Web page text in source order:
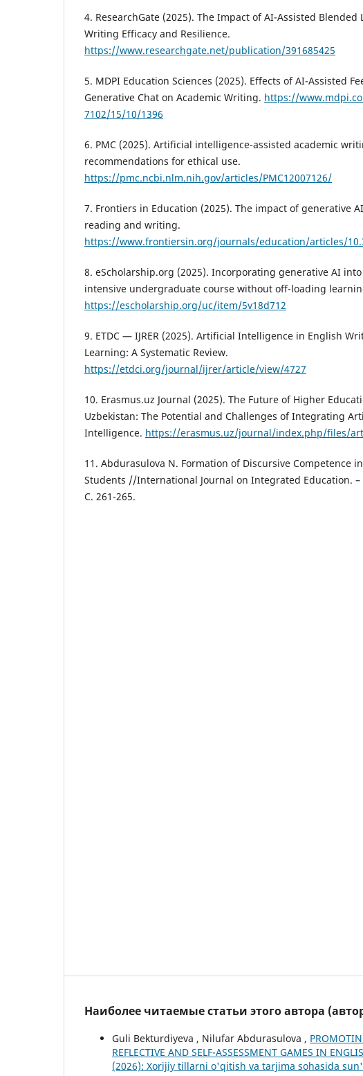
4. ResearchGate (2025). The Impact of AI-Assisted Blended
Writing Efficacy and Resilience.
https://www.researchgate.net/publication/391685425
5. MDPI Education Sciences (2025). Effects of AI-Assisted
Generative Chat on Academic Writing. https://
7102/15/10/1396
6. PMC (2025). Artificial intelligence-assisted academic
recommendations for ethical use.
https://pmc.ncbi.nlm.nih.gov/articles/PMC12007126/
7. Frontiers in Education (2025). The impact of generative
reading and writing.
https://www.frontiersin.org/journals/education/articles/
8. eScholarship.org (2025). Incorporating generative AI
intensive undergraduate course without off-loading
https://escholarship.org/uc/item/5v18d712
9. ETDC — IJRER (2025). Artificial Intelligence in English
Learning: A Systematic Review.
https://etdci.org/journal/ijrer/article/view/4727
10. Erasmus.uz Journal (2025). The Future of Higher
Uzbekistan: The Potential and Challenges of Integrating
Intelligence. https://erasmus.uz/journal/index.php/files/
11. Abdurasulova N. Formation of Discursive Competence
Students //International Journal on Integrated Education. –
С. 261-265.
Наиболее читаемые статьи этого автора
Guli Bekturdiyeva , Nilufar Abdurasulova ,
REFLECTIVE AND SELF-ASSESSMENT GAMES IN
(2026): Xorijiy tillarni o'qitish va tarjima sohasida